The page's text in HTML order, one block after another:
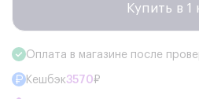
Купить в 1
Оплата в магазине после
Кешбэк3570₽